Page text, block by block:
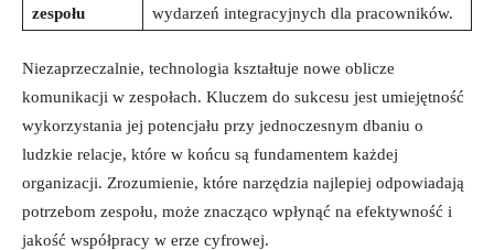
zespołu
wydarzeń integracyjnych dla pracowników.
Niezaprzeczalnie, technologia kształtuje nowe oblicze
komunikacji w zespołach. Kluczem do sukcesu jest umiejętność
wykorzystania jej⁣ potencjału przy jednoczesnym dbaniu o
ludzkie relacje, które ⁢w końcu są fundamentem każdej
organizacji. Zrozumienie, ⁤które narzędzia najlepiej odpowiadają
potrzebom zespołu, może znacząco wpłynąć na ‌efektywność i‍
jakość współpracy w erze cyfrowej.